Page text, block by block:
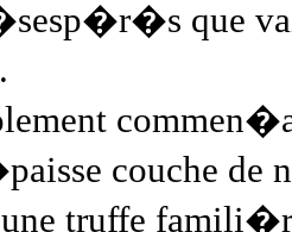
que
couche de
truffe